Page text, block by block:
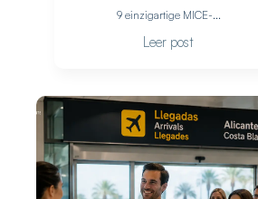
9 einzigartige MICE-...
Leer post